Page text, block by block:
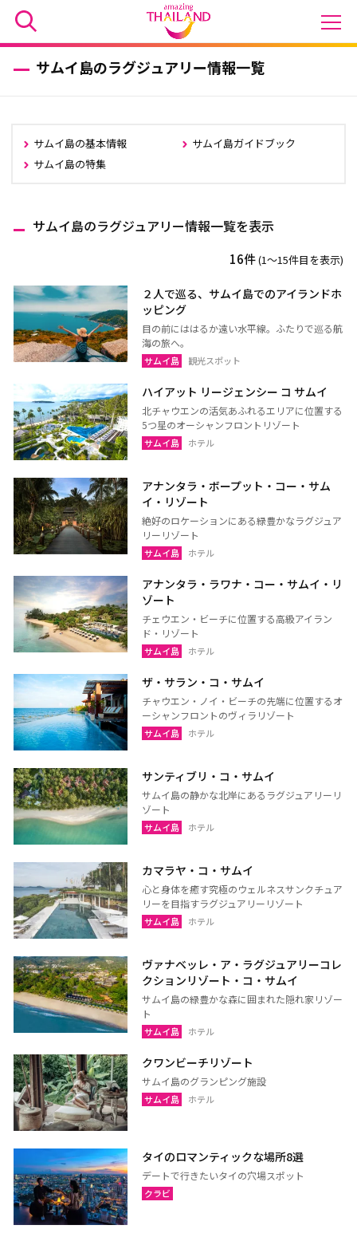
サムイ島のラグジュアリー情報一覧
サムイ島の基本情報
サムイ島ガイドブック
サムイ島の特集
サムイ島のラグジュアリー情報一覧を表示
16件(1〜15件目を表示)
２人で巡る、サムイ島でのアイランドホ
ッピング
目の前にははるか遠い水平線。ふたりで巡る航
海の旅へ。
サムイ島 観光スポット
ハイアット リージェンシー コ サムイ
北チャウエンの活気あふれるエリアに位置する
5つ星のオーシャンフロントリゾート
サムイ島 ホテル
アナンタラ・ボープット・コー・サム
イ・リゾート
絶好のロケーションにある緑豊かなラグジュア
リーリゾート
サムイ島 ホテル
アナンタラ・ラワナ・コー・サムイ・リ
ゾート
チェウエン・ビーチに位置する高級アイラン
ド・リゾート
サムイ島 ホテル
ザ・サラン・コ・サムイ
チャウエン・ノイ・ビーチの先端に位置するオ
ーシャンフロントのヴィラリゾート
サムイ島 ホテル
サンティブリ・コ・サムイ
サムイ島の静かな北岸にあるラグジュアリーリ
ゾート
サムイ島 ホテル
カマラヤ・コ・サムイ
心と身体を癒す究極のウェルネスサンクチュア
リーを目指すラグジュアリーリゾート
サムイ島 ホテル
ヴァナベッレ・ア・ラグジュアリーコレ
クションリゾート・コ・サムイ
サムイ島の緑豊かな森に囲まれた隠れ家リゾー
ト
サムイ島 ホテル
クワンビーチリゾート
サムイ島のグランピング施設
サムイ島 ホテル
タイのロマンティックな場所8選
デートで行きたいタイの穴場スポット
クラビ